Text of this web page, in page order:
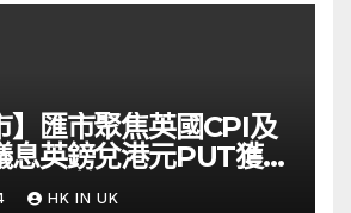
】匯市聚焦英國CPI及
息英鎊兌港元PUT獲資
財經
HK IN UK